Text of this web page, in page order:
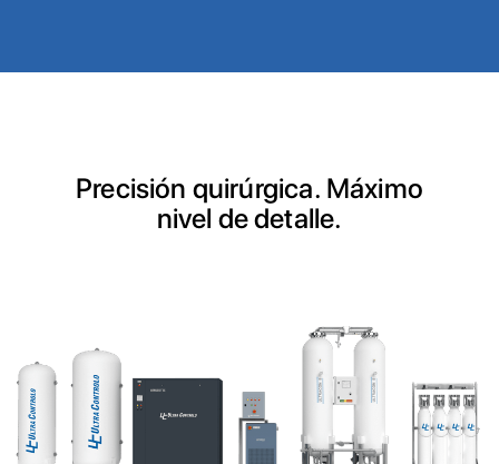
Precisión quirúrgica. Máximo
nivel de detalle.